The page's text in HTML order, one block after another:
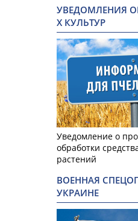
УВЕДОМЛЕНИЯ
Х КУЛЬТУР
Уведомление о
обработки
растений
ВОЕННАЯ
УКРАИНЕ